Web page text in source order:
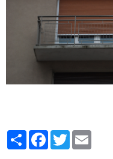
PartagerFacebook
Twitter